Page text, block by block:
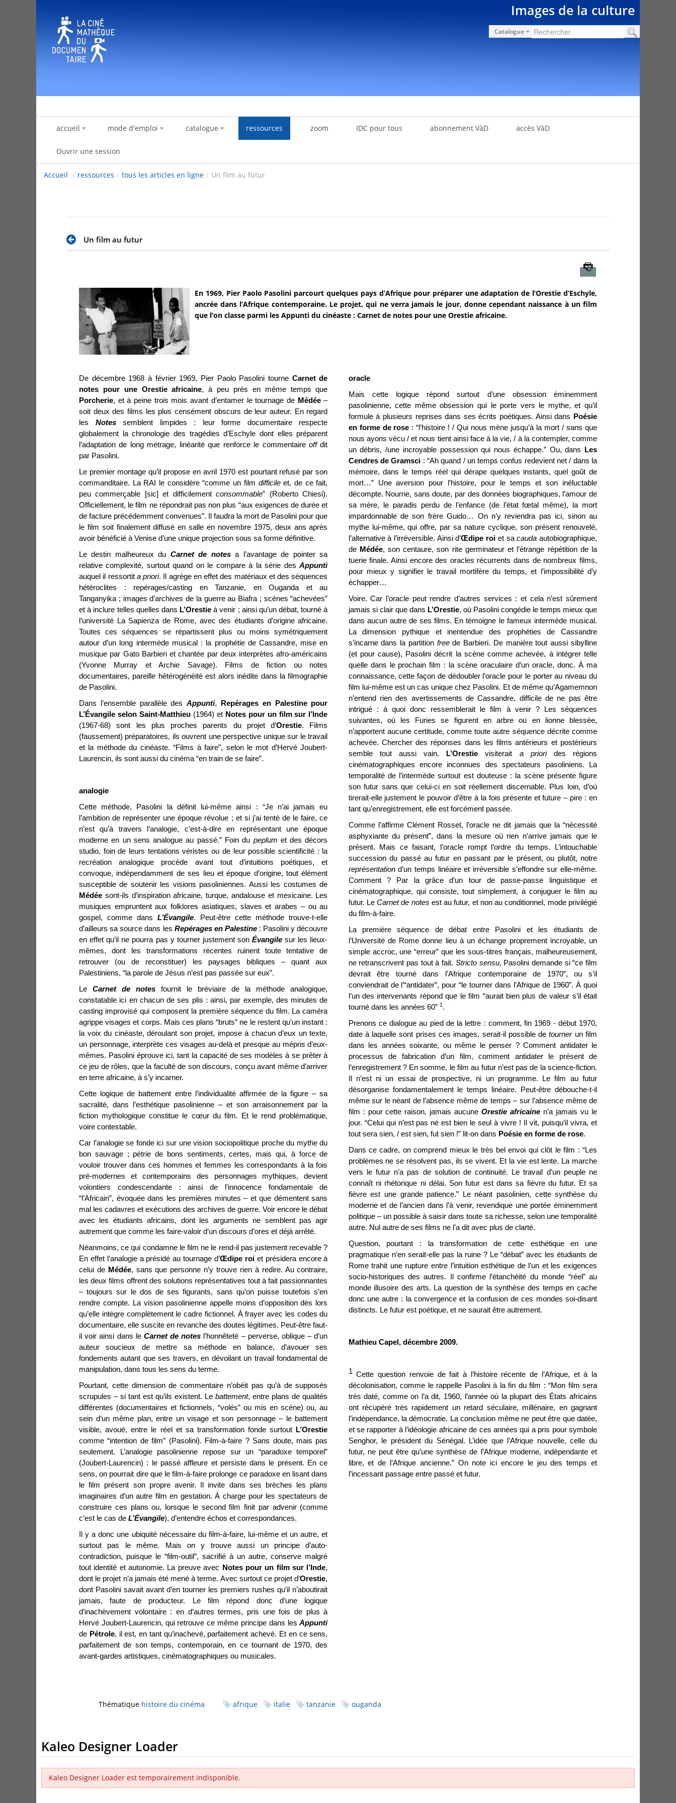
Images de la culture
Catalogue
accueil mode d'emploi catalogue ressources zoom IDC pour tous abonnement VàD accès VàD
Ouvrir une session
Accueil / ressources / tous les articles en ligne / Un film au futur
Un film au futur
En 1969, Pier Paolo Pasolini parcourt quelques pays d’Afrique pour préparer une adaptation de l’Orestie d’Eschyle,
ancrée dans l’Afrique contemporaine. Le projet, qui ne verra jamais le jour, donne cependant naissance à un film
que l’on classe parmi les Appunti du cinéaste : Carnet de notes pour une Orestie africaine.
De décembre 1968 à février 1969, Pier Paolo Pasolini tourne Carnet de
notes pour une Orestie africaine, à peu près en même temps que
Porcherie, et à peine trois mois avant d’entamer le tournage de Médée–
soit deux des films les plus censément obscurs de leur auteur. En regard
les Notessemblent limpides : leur forme documentaire respecte
globalement la chronologie des tragédies d’Eschyle dont elles préparent
l’adaptation de long métrage, linéarité que renforce le commentaire offdit
par Pasolini.
Le premier montage qu’il propose en avril 1970 est pourtant refusé par son
commanditaire. La RAI le considère “comme un film difficileet, de ce fait,
peu commerçable [sic] et difficilementconsommable” (Roberto Chiesi).
Officiellement, le film ne répondrait pas non plus “aux exigences de durée et
de facture précédemment convenues”. Il faudra la mort de Pasolini pour que
le film soit finalement diffusé en salle en novembre 1975, deux ans après
avoir bénéficié à Venise d’une unique projection sous sa forme définitive.
Le destin malheureux du Carnet de notesa l’avantage de pointer sa
relative complexité, surtout quand on le compare à la série desAppunti
auquel il ressortit a priori. Il agrège en effet des matériaux et des séquences
hétéroclites : repérages/casting en Tanzanie, en Ouganda et au
Tanganyika ; images d’archives de la guerre au Biafra ; scènes “achevées”
et à inclure telles quelles dans L’Orestie à venir ; ainsi qu’un débat, tourné à
l’université La Sapienza de Rome, avec des étudiants d’origine africaine.
Toutes ces séquences se répartissent plus ou moins symétriquement
autour d’un long intermède musical : la prophétie de Cassandre, mise en
musique par Gato Barbieri et chantée par deux interprètes afro-américains
(Yvonne Murray et Archie Savage). Films de fiction ou notes
documentaires, pareille hétérogénéité est alors inédite dans la filmographie
de Pasolini.
Dans l’ensemble parallèle desAppunti,
Repérages en Palestine pour
L’Évangile selon Saint-Matthieu (1964) et Notes pour un film sur l’Inde
(1967-68) sont les plus proches parents du projet d’Orestie. Films
(faussement) préparatoires, ils ouvrent une perspective unique sur le travail
et la méthode du cinéaste. “Films à faire”, selon le mot d’Hervé Joubert-
Laurencin, ils sont aussi du cinéma “en train de se faire”.
analogie
Cette méthode, Pasolini la définit lui-même ainsi : “Je n’ai jamais eu
l’ambition de représenter une époque révolue ; et si j’ai tenté de le faire, ce
n’est qu’à travers l’analogie, c’est-à-dire en représentant une époque
moderne en un sens analogue au passé.” Foin du peplum et des décors
studio, foin de leurs tentations véristes ou de leur possible scientificité : la
recréation analogique procède avant tout d’intuitions poétiques, et
convoque, indépendamment de ses lieu et époque d’origine, tout élément
susceptible de soutenir les visions pasoliniennes. Aussi les costumes de
Médée sont-ils d’inspiration africaine, turque, andalouse et mexicaine. Les
musiques empruntent aux folklores asiatiques, slaves et arabes – ou au
gospel, comme dansL’Évangile. Peut-être cette méthode trouve-t-elle
d’ailleurs sa source dans les Repérages en Palestine: Pasolini y découvre
en effet qu’il ne pourra pas y tourner justement sonÉvangile sur les lieux-
mêmes, dont les transformations récentes ruinent toute tentative de
retrouver (ou de reconstituer) les paysages bibliques – quant aux
Palestiniens, “la parole de Jésus n’est pas passée sur eux”.
LeCarnet de notes fournit le bréviaire de la méthode analogique,
constatable ici en chacun de ses plis : ainsi, par exemple, des minutes de
casting improvisé qui composent la première séquence du film. La caméra
agrippe visages et corps. Mais ces plans “bruts” ne le restent qu’un instant :
la voix du cinéaste, déroulant son projet, impose à chacun d’eux un texte,
un personnage, interprète ces visages au-delà et presque au mépris d’eux-
mêmes. Pasolini éprouve ici, tant la capacité de ses modèles à se prêter à
ce jeu de rôles, que la faculté de son discours, conçu avant même d’arriver
en terre africaine, à s’y incarner.
Cette logique de battement entre l’individualité affirmée de la figure – sa
sacralité, dans l’esthétique pasolinienne – et son arraisonnement par la
fiction mythologique constitue le cœur du film. Et le rend problématique,
voire contestable.
Car l’analogie se fonde ici sur une vision sociopolitique proche du mythe du
bon sauvage ; pétrie de bons sentiments, certes, mais qui, à force de
vouloir trouver dans ces hommes et femmes les correspondants à la fois
pré-modernes et contemporains des personnages mythiques, devient
volontiers condescendante : ainsi de l’innocence fondamentale de
“l’Africain”, évoquée dans les premières minutes – et que démentent sans
mal les cadavres et exécutions des archives de guerre. Voir encore le débat
avec les étudiants africains, dont les arguments ne semblent pas agir
autrement que comme les faire-valoir d’un discours d’ores et déjà arrêté.
Néanmoins, ce qui condamne le film ne le rend-il pas justement recevable ?
En effet l’analogie a présidé au tournage d’Œdipe roi et présidera encore à
celui de Médée, sans que personne n’y trouve rien à redire. Au contraire,
les deux films offrent des solutions représentatives tout à fait passionnantes
– toujours sur le dos de ses figurants, sans qu’on puisse toutefois s’en
rendre compte. La vision pasolinienne appelle moins d’opposition dès lors
qu’elle intègre complètement le cadre fictionnel. À frayer avec les codes du
documentaire, elle suscite en revanche des doutes légitimes. Peut-être faut-
il voir ainsi dans le Carnet de notes l’honnêteté – perverse, oblique – d’un
auteur soucieux de mettre sa méthode en balance, d’avouer ses
fondements autant que ses travers, en dévoilant un travail fondamental de
manipulation, dans tous les sens du terme.
Pourtant, cette dimension de commentaire n’obéit pas qu’à de supposés
scrupules – si tant est qu’ils existent. Lebattement, entre plans de qualités
différentes (documentaires et fictionnels, “volés” ou mis en scène) ou, au
sein d’un même plan, entre un visage et son personnage – le battement
visible, avoué, entre le réel et sa transformation fonde surtout
L’Orestie
comme “intention de film” (Pasolini). Film-à-faire ? Sans doute, mais pas
seulement. L’analogie pasolinienne repose sur un “paradoxe temporel”
(Joubert-Laurencin) : le passé affleure et persiste dans le présent. En ce
sens, on pourrait dire que le film-à-faire prolonge ce paradoxe en lisant dans
le film présent son propre avenir. Il invite dans ses brèches les plans
imaginaires d’un autre film en gestation. À charge pour les spectateurs de
construire ces plans ou, lorsque le second film finit par advenir (comme
c’est le cas de L’Évangile), d’entendre échos et correspondances.
Il y a donc une ubiquité nécessaire du film-à-faire, lui-même et un autre, et
surtout pas le même. Mais on y trouve aussi un principe d’auto-
contradiction, puisque le “film-outil”, sacrifié à un autre, conserve malgré
tout identité et autonomie. La preuve avec Notes pour un film sur l’Inde,
dont le projet n’a jamais été mené à terme. Avec surtout ce projet d’Orestie,
dont Pasolini savait avant d’en tourner les premiers rushes qu’il n’aboutirait
jamais, faute de producteur. Le film répond donc d’une logique
d’inachèvement volontaire : en d’autres termes, pris une fois de plus à
Hervé Joubert-Laurencin, qui retrouve ce même principe dans lesAppunti
de Pétrole, il est, en tant qu’inachevé, parfaitement achevé. Et en ce sens,
parfaitement de son temps, contemporain, en ce tournant de 1970, des
avant-gardes artistiques, cinématographiques ou musicales.
oracle
Mais cette logique répond surtout d’une obsession éminemment
pasolinienne, cette même obsession qui le porte vers le mythe, et qu’il
formule à plusieurs reprises dans ses écrits poétiques. Ainsi dans
Poésie
en forme de rose : “l’histoire ! / Qui nous mène jusqu’à la mort / sans que
nous ayons vécu / et nous tient ainsi face à la vie, / à la contempler, comme
un débris, /une incroyable possession qui nous échappe.” Ou, dans
Les
Cendres de Gramsci : “Ah quand / un temps confus redevient net / dans la
mémoire, dans le temps réel qui dérape quelques instants, quel goût de
mort…” Une aversion pour l’histoire, pour le temps et son inéluctable
décompte. Nourrie, sans doute, par des données biographiques, l’amour de
sa mère, le paradis perdu de l’enfance (de l’état fœtal même), la mort
impardonnable de son frère Guido… On n’y reviendra pas ici, sinon au
mythe lui-même, qui offre, par sa nature cyclique, son présent renouvelé,
l’alternative à l’irréversible. Ainsi d’Œdipe roi et sacauda autobiographique,
de Médée, son centaure, son rite germinateur et l’étrange répétition de la
tuerie finale. Ainsi encore des oracles récurrents dans de nombreux films,
pour mieux y signifier le travail mortifère du temps, et l’impossibilité d’y
échapper…
Voire. Car l’oracle peut rendre d’autres services : et cela n’est sûrement
jamais si clair que dans L’Orestie, où Pasolini congédie le temps mieux que
dans aucun autre de ses films. En témoigne le fameux intermède musical.
La dimension pythique et inentendue des prophéties de Cassandre
s’incarne dans la partition freede Barbieri. De manière tout aussi sibylline
(et pour cause), Pasolini décrit la scène comme achevée, à intégrer telle
quelle dans le prochain film : la scène oraculaire d’un oracle, donc. À ma
connaissance, cette façon de dédoubler l’oracle pour le porter au niveau du
film lui-même est un cas unique chez Pasolini. Et de même qu’Agamemnon
n’entend rien des avertissements de Cassandre, difficile de ne pas être
intrigué : à quoi donc ressemblerait le film à venir ? Les séquences
suivantes, où les Furies se figurent en arbre ou en lionne blessée,
n’apportent aucune certitude, comme toute autre séquence décrite comme
achevée. Chercher des réponses dans les films antérieurs et postérieurs
semble tout aussi vain.
L’Orestie visiterait a priorides régions
cinématographiques encore inconnues des spectateurs pasoliniens. La
temporalité de l’intermède surtout est douteuse : la scène présente figure
son futur sans que celui-ci en soit réellement discernable. Plus loin, d’où
tirerait-elle justement le pouvoir d’être à la fois présente et future – pire : en
tant qu’enregistrement, elle est forcément passée.
Comme l’affirme Clément Rosset, l’oracle ne dit jamais que la “nécessité
asphyxiante du présent”, dans la mesure où rien n’arrive jamais que le
présent. Mais ce faisant, l’oracle rompt l’ordre du temps. L’intouchable
succession du passé au futur en passant par le présent, ou plutôt, notre
représentationd’un temps linéaire et irréversible s’effondre sur elle-même.
Comment ? Par la grâce d’un tour de passe-passe linguistique et
cinématographique, qui consiste, tout simplement, à conjuguer le film au
futur. LeCarnet de notes est au futur, et non au conditionnel, mode privilégié
du film-à-faire.
La première séquence de débat entre Pasolini et les étudiants de
l’Université de Rome donne lieu à un échange proprement incroyable, un
simple accroc, une “erreur” que les sous-titres français, malheureusement,
ne retranscrivent pas tout à fait. Stricto sensu, Pasolini demande si “ce film
devrait être tourné dans l’Afrique contemporaine de 1970”, ou s’il
conviendrait de l’“antidater”, pour “le tourner dans l’Afrique de 1960”. À quoi
l’un des intervenants répond que le film “aurait bien plus de valeur s’il était
tourné dans les années 60” 1.
Prenons ce dialogue au pied de la lettre : comment, fin 1969 - début 1970,
date à laquelle sont prises ces images, serait-il possible detournerun film
dans les années soixante, ou même le penser ? Comment antidater le
processus de fabrication d’un film, comment antidater le présent de
l’enregistrement ? En somme, le film au futur n’est pas de la science-fiction.
Il n’est ni un essai de prospective, ni un programme. Le film au futur
désorganise fondamentalement le temps linéaire. Peut-être débouche-t-il
même sur le néant de l’absence même de temps – sur l’absence même de
film : pour cette raison, jamais aucuneOrestie africaine n’a jamais vu le
jour. “Celui qui n’est pas né est bien le seul à vivre ! Il vit, puisqu’il vivra, et
tout sera sien, / est sien, fut sien !” lit-on dans Poésie en forme de rose.
Dans ce cadre, on comprend mieux le très bel envoi qui clôt le film : “Les
problèmes ne se résolvent pas, ils se vivent. Et la vie est lente. La marche
vers le futur n’a pas de solution de continuité. Le travail d’un peuple ne
connaît ni rhétorique ni délai. Son futur est dans sa fièvre du futur. Et sa
fièvre est une grande patience.” Le néant pasolinien, cette synthèse du
moderne et de l’ancien dans l’à venir, revendique une portée éminemment
politique – un possible à saisir dans toute sa richesse, selon une temporalité
autre. Nul autre de ses films ne l’a dit avec plus de clarté.
Question, pourtant : la transformation de cette esthétique en une
pragmatique n’en serait-elle pas la ruine ? Le “débat” avec les étudiants de
Rome trahit une rupture entre l’intuition esthétique de l’un et les exigences
socio-historiques des autres. Il confirme l’étanchéité du monde “réel” au
monde illusoire des arts. La question de la synthèse des temps en cache
donc une autre : la convergence et la confusion de ces mondes soi-disant
distincts. Le futur est poétique, et ne saurait être autrement.
Mathieu Capel, décembre 2009.
1Cette question renvoie de fait à l’histoire récente de l’Afrique, et à la
décolonisation, comme le rappelle Pasolini à la fin du film : “Mon film sera
très daté, comme on l’a dit, 1960, l’année où la plupart des États africains
ont récupéré très rapidement un retard séculaire, millénaire, en gagnant
l’indépendance, la démocratie. La conclusion même ne peut être que datée,
et se rapporter à l’idéologie africaine de ces années qui a pris pour symbole
Senghor, le président du Sénégal. L’idée que l’Afrique nouvelle, celle du
futur, ne peut être qu’une synthèse de l’Afrique moderne, indépendante et
libre, et de l’Afrique ancienne.” On note ici encore le jeu des temps et
l’incessant passage entre passé et futur.
Thématique histoire du cinéma afrique italie tanzanie ouganda
Kaleo Designer Loader
Kaleo Designer Loader est temporairement indisponible.